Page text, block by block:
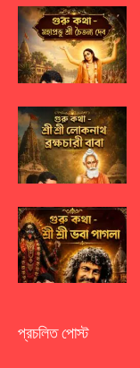
প্রচলিত পোস্ট